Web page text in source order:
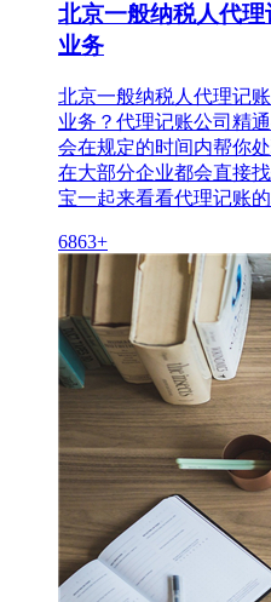
北京一般纳税人代
业务
北京一般纳税人代理记
业务？代理记账公司精
会在规定的时间内帮你
在大部分企业都会直接
宝一起来看看代理记账的
6863+